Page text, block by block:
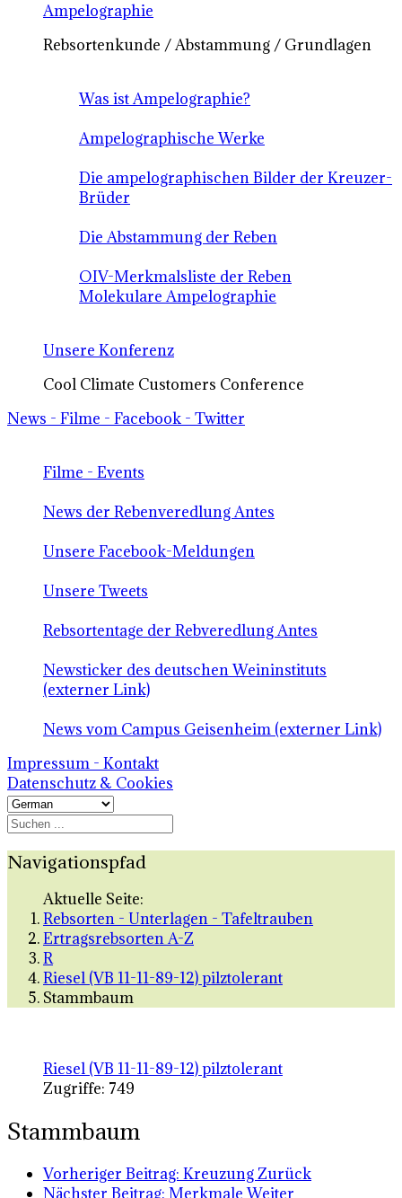
Ampelographie
Rebsortenkunde / Abstammung / Grundlagen
Was ist Ampelographie?
Ampelographische Werke
Die ampelographischen Bilder der Kreuzer-
Brüder
Die Abstammung der Reben
OIV-Merkmalsliste der Reben
Molekulare Ampelographie
Unsere Konferenz
Cool Climate Customers Conference
News - Filme - Facebook - Twitter
Filme - Events
News der Rebenveredlung Antes
Unsere Facebook-Meldungen
Unsere Tweets
Rebsortentage der Rebveredlung Antes
Newsticker des deutschen Weininstituts
(externer Link)
News vom Campus Geisenheim (externer Link)
Impressum - Kontakt
Datenschutz & Cookies
Navigationspfad
Aktuelle Seite:
Rebsorten - Unterlagen - Tafeltrauben
Ertragsrebsorten A-Z
R
Riesel (VB 11-11-89-12) pilztolerant
Stammbaum
Riesel (VB 11-11-89-12) pilztolerant
Zugriffe: 749
Stammbaum
Vorheriger Beitrag: KreuzungZurück
Nächster Beitrag: MerkmaleWeiter